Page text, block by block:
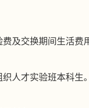
及交换期间生活费
人才实验班本科生。